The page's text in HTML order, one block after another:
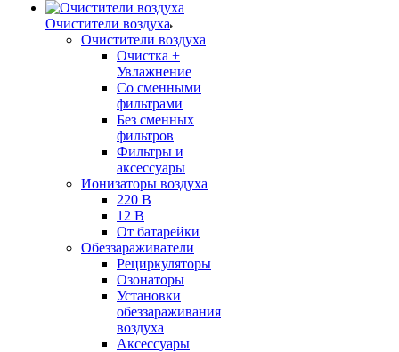
Очистители воздуха
Очистители воздуха
Очистка +
Увлажнение
Cо сменными
фильтрами
Без сменных
фильтров
Фильтры и
аксессуары
Ионизаторы воздуха
220 В
12 В
От батарейки
Обеззараживатели
Рециркуляторы
Озонаторы
Установки
обеззараживания
воздуха
Аксессуары